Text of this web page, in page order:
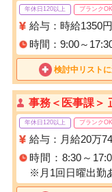
年休日120以上 ブランクOK
給与：時給1350
時間：9:00～
検討中リスト
事務＜医事課＞
年休日120以上 ブランクOK
給与：月給20万
時間：8:30～
※月1回日曜出勤